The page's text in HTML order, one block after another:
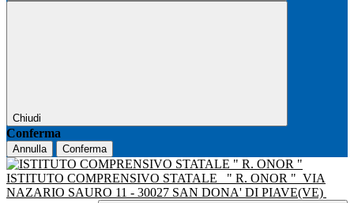
Chiudi
Conferma
Annulla Conferma
ISTITUTO COMPRENSIVO STATALE " R. ONOR " VIA
NAZARIO SAURO 11 - 30027 SAN DONA' DI PIAVE(VE)